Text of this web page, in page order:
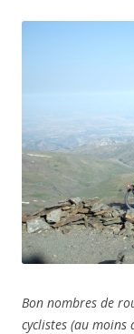
Bon nombres de
cyclistes (au moins